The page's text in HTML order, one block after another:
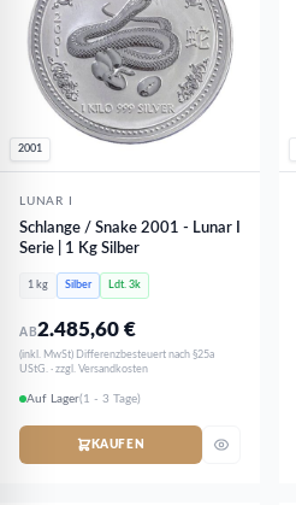
2001
LUNAR I
Schlange / Snake 2001 - Lunar I
Serie | 1 Kg Silber
1 kg Silber Ldt. 3k
AB2.485,60€
(inkl. MwSt) Differenzbesteuert nach §25a
UStG. · zzgl. Versandkosten
Auf Lager(1 - 3 Tage)
KAUFEN